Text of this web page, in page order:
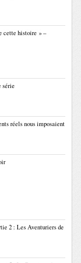
cette histoire » –
série
réels nous imposaient
2 : Les Aventuriers de